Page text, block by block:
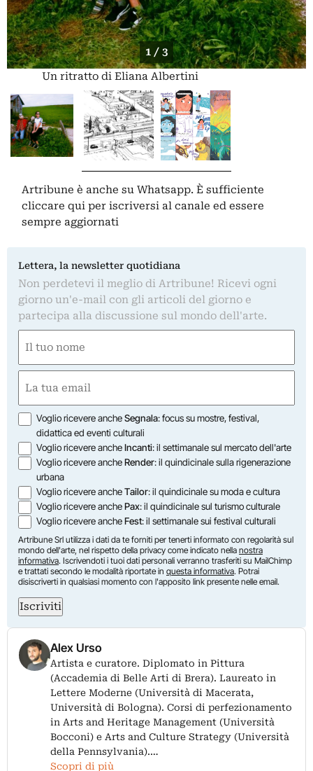
1 / 3
Un ritratto di Eliana Albertini
Artribune è anche su Whatsapp. È sufficiente
cliccare qui per iscriversi al canale ed essere
sempre aggiornati
Lettera, la newsletter quotidiana
Non perdetevi il meglio di Artribune! Ricevi ogni
giorno un'e-mail con gli articoli del giorno e
partecipa alla discussione sul mondo dell'arte.
(Required)
First
(Required)
Opzioni
Voglio ricevere ancheSegnala: focus su mostre, festival,
didattica ed eventi culturali
Voglio ricevere ancheIncanti: il settimanale sul mercato dell'arte
Voglio ricevere ancheRender: il quindicinale sulla rigenerazione
urbana
Voglio ricevere ancheTailor: il quindicinale su moda e cultura
Voglio ricevere anchePax: il quindicinale sul turismo culturale
Voglio ricevere ancheFest: il settimanale sui festival culturali
Artribune Srl utilizza i dati da te forniti per tenerti informato con regolarità sul
mondo dell'arte, nel rispetto della privacy come indicato nella nostra
informativa. Iscrivendoti i tuoi dati personali verranno trasferiti su MailChimp
e trattati secondo le modalità riportate in questa informativa. Potrai
disiscriverti in qualsiasi momento con l'apposito link presente nelle email.
Iscriviti
Alex Urso
Artista e curatore. Diplomato in Pittura
(Accademia di Belle Arti di Brera). Laureato in
Lettere Moderne (Università di Macerata,
Università di Bologna). Corsi di perfezionamento
in Arts and Heritage Management (Università
Bocconi) e Arts and Culture Strategy (Università
della Pennsylvania).…
Scopri di più